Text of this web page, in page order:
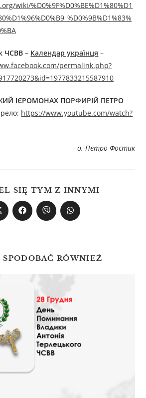
wiki/%D0%9F%D0%BE%D1%80%D1
ЧСВВ – Календар українця –
permalink.php?
ІЄРОМОНАХ ПОРФИРІЙ ПЕТРО
https://www.youtube.com/watch?
о. Петро Фостик
SIĘ TYM Z INNYMI
RÓWNIEŻ